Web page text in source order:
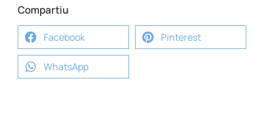
Compartiu
Facebook Pinterest
WhatsApp